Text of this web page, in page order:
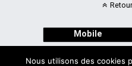
Mobile
Nous utilisons des cookies